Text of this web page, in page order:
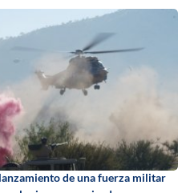
de una fuerza militar